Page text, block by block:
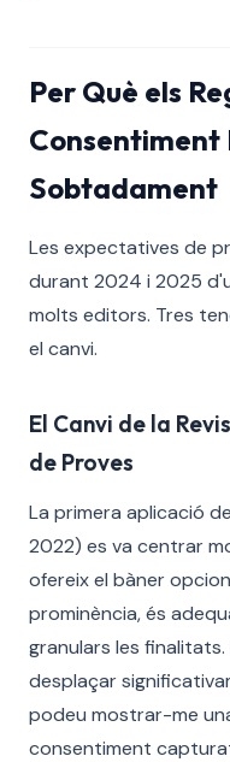
Per Què els
Consentiment
Sobtadament
Les expectatives de
durant 2024 i 2025
molts editors. Tres
el canvi.
El Canvi de la
de Proves
La primera aplicació
2022) es va centrar
ofereix el bàner
prominència, és
granulars les
desplaçar
podeu mostrar-me
consentiment